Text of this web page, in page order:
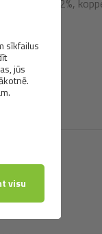
0,2%,